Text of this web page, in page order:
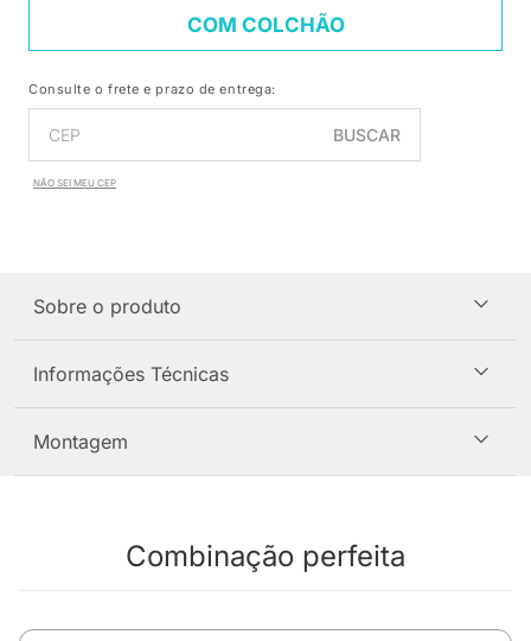
COM COLCHÃO
Consulte o frete e prazo de entrega:
BUSCAR
NÃO SEI MEU CEP
Sobre o produto
Informações Técnicas
Montagem
Combinação perfeita